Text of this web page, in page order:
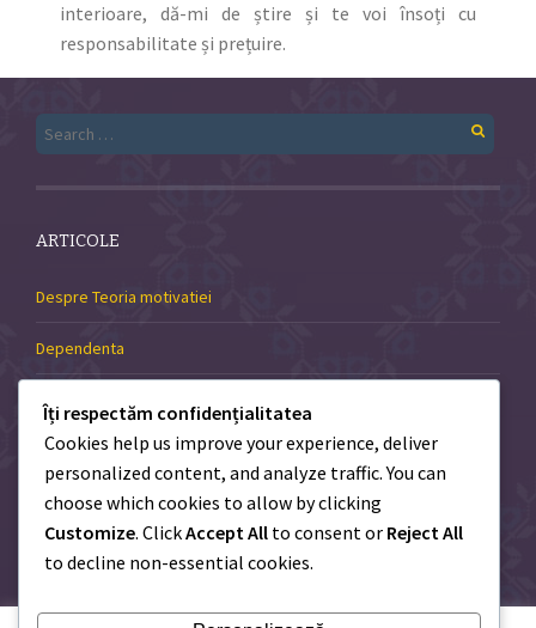
interioare, dă-mi de știre și te voi însoți cu
responsabilitate și prețuire.
Search
ARTICOLE
Despre Teoria motivatiei
Dependenta
Autodisciplina și stima de sine
Sanatatea emotionala a copilului tau
Terapia prin hipnoza
A evita sau a confrunta
Îți respectăm confidențialitatea
Cookies help us improve your experience, deliver
personalized content, and analyze traffic. You can
choose which cookies to allow by clicking
Customize. ClickAccept All to consent or Reject All
to decline non-essential cookies.